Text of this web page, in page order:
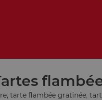
tarte flambée gratinée,